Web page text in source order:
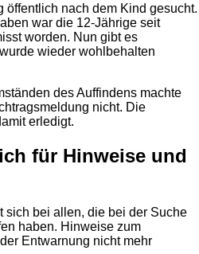
öffentlich nach dem Kind gesucht.
war die 12-Jährige seit
worden. Nun gibt es
wieder wohlbehalten
des Auffindens machte
nicht. Die
erledigt.
für Hinweise und
sich bei allen, die bei der Suche
haben. Hinweise zum
Entwarnung nicht mehr